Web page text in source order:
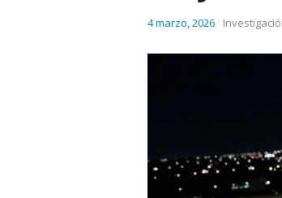
4 marzo, 2026